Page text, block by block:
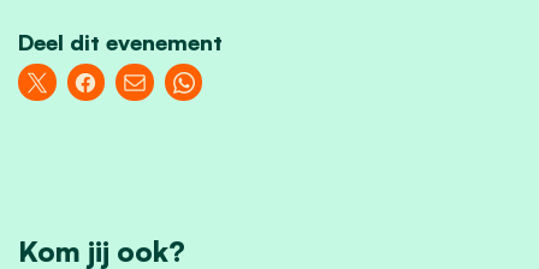
Deel dit evenement
Kom jij ook?